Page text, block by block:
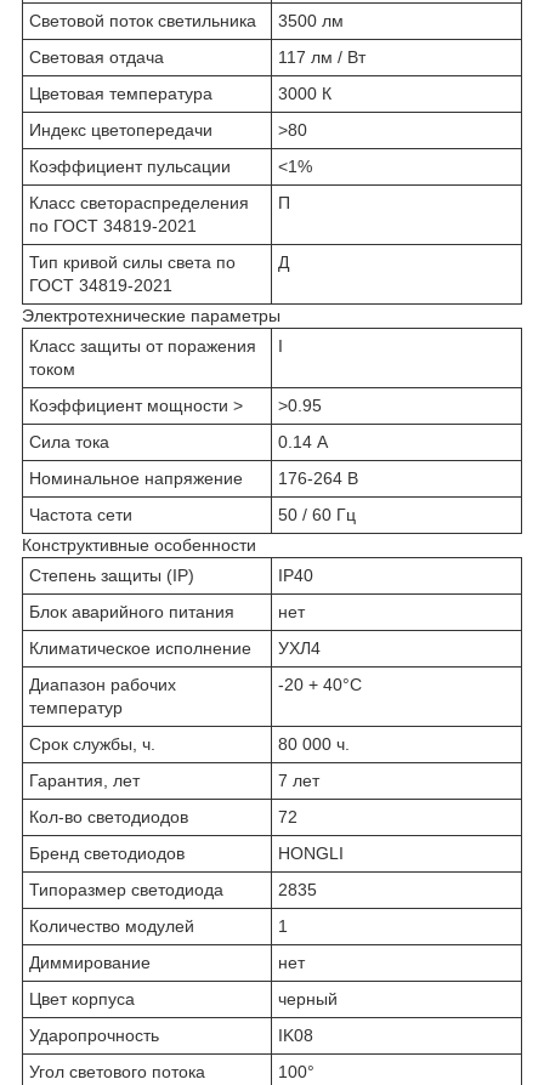
Световой поток светильника
3500 лм
Световая отдача
117 лм / Вт
Цветовая температура
3000 К
Индекс цветопередачи
>80
Коэффициент пульсации
<1%
Класс светораспределения
по ГОСТ 34819-2021
П
Тип кривой силы света по
ГОСТ 34819-2021
Д
Электротехнические параметры
Класс защиты от поражения
током
I
Коэффициент мощности >
>0.95
Сила тока
0.14 А
Номинальное напряжение
176-264 В
Частота сети
50 / 60 Гц
Конструктивные особенности
Степень защиты (IP)
IP40
Блок аварийного питания
нет
Климатическое исполнение
УХЛ4
Диапазон рабочих
температур
-20 + 40°C
Срок службы, ч.
80 000 ч.
Гарантия, лет
7 лет
Кол-во светодиодов
72
Бренд светодиодов
HONGLI
Типоразмер светодиода
2835
Количество модулей
1
Диммирование
нет
Цвет корпуса
черный
Ударопрочность
IK08
Угол светового потока
100°